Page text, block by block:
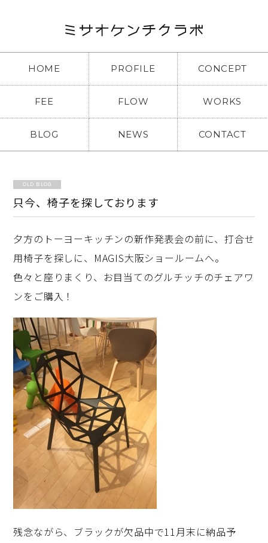
HOME PROFILE CONCEPT
FEE FLOW WORKS
BLOG NEWS CONTACT
OLD BLOG
只今、椅子を探しております
夕方のトーヨーキッチンの新作発表会の前に、打合せ
用椅子を探しに、MAGIS大阪ショールームへ。
色々と座りまくり、お目当てのグルチッチのチェアワ
ンをご購入！
残念ながら、ブラックが欠品中で11月末に納品予